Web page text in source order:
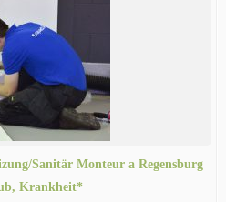
Sanitär Monteur a Regensburg
Krankheit*